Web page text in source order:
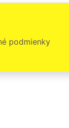
ochotní ústretoví.
ochotní. Skutočne
prekonal moje
s touto
podmienky